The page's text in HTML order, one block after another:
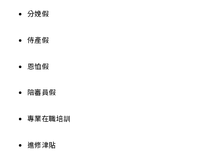
分娩假
侍產假
恩恤假
陪審員假
專業在職培訓
進修津貼